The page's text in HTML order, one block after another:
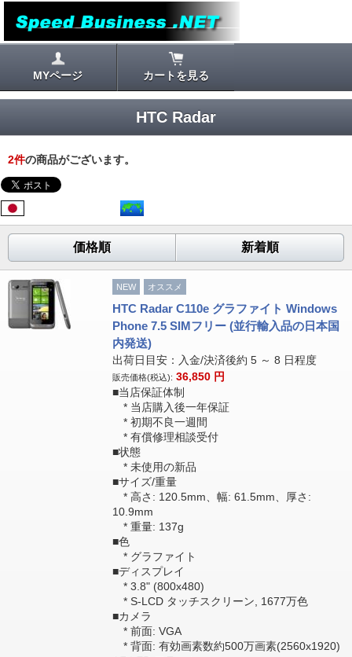
MYページ カートを見る
HTC Radar
2件の商品がございます。
価格順 新着順
NEW オススメ
HTC Radar C110e グラファイト Windows
Phone 7.5 SIMフリー (並行輸入品の日本国
内発送)
出荷日目安：入金/決済後約 5 ～ 8 日程度
販売価格(税込): 36,850 円
■当店保証体制
* 当店購入後一年保証
* 初期不良一週間
* 有償修理相談受付
■状態
* 未使用の新品
■サイズ/重量
* 高さ: 120.5mm、幅: 61.5mm、厚さ:
10.9mm
* 重量: 137g
■色
* グラファイト
■ディスプレイ
* 3.8" (800x480)
* S-LCD タッチスクリーン, 1677万色
■カメラ
* 前面: VGA
* 背面: 有効画素数約500万画素(2560x1920)